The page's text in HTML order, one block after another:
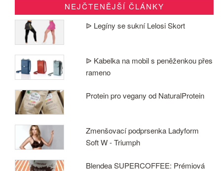
NEJČTENĚJŠÍ ČLÁNKY
ᐉ Legíny se sukní Lelosi Skort
ᐉ Kabelka na mobil s peněženkou přes
rameno
Protein pro vegany od NaturalProtein
Zmenšovací podprsenka Ladyform
Soft W - Triumph
Blendea SUPERCOFFEE: Prémiová